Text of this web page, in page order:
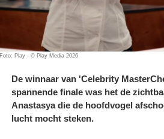
Foto: Play - © Play Media 2026
De winnaar van 'Celebrity
spannende finale was het de
Anastasya die de hoofdvogel
lucht mocht steken.